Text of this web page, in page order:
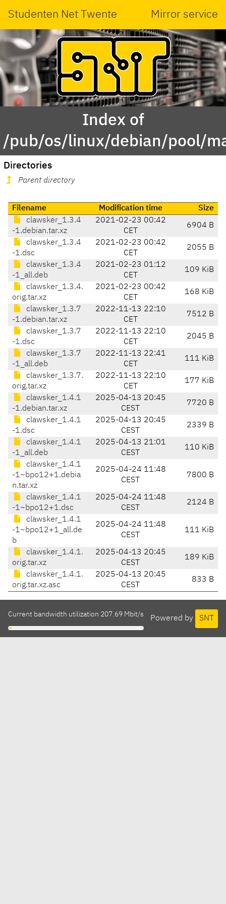
Studenten Net Twente Mirror service
Index of
/pub/os/linux/debian/pool/
Directories
Parent directory
Filename Modification time
Size
clawsker_1.3.4
-1.debian.tar.xz
2021-02-23 00:42
CET
6904 B
clawsker_1.3.4
-1.dsc
2021-02-23 00:42
CET
2055 B
clawsker_1.3.4
-1_all.deb
2021-02-23 01:12
CET
109 KiB
clawsker_1.3.4.
orig.tar.xz
2021-02-23 00:42
CET
168 KiB
clawsker_1.3.7
-1.debian.tar.xz
2022-11-13 22:10
CET
7512 B
clawsker_1.3.7
-1.dsc
2022-11-13 22:10
CET
2045 B
clawsker_1.3.7
-1_all.deb
2022-11-13 22:41
CET
111 KiB
clawsker_1.3.7.
orig.tar.xz
2022-11-13 22:10
CET
177 KiB
clawsker_1.4.1
-1.debian.tar.xz
2025-04-13 20:45
CEST
7720 B
clawsker_1.4.1
-1.dsc
2025-04-13 20:45
CEST
2339 B
clawsker_1.4.1
-1_all.deb
2025-04-13 21:01
CEST
110 KiB
clawsker_1.4.1
-1~bpo12+1.debia
n.tar.xz
2025-04-24 11:48
CEST
7800 B
clawsker_1.4.1
-1~bpo12+1.dsc
2025-04-24 11:48
CEST
2124 B
clawsker_1.4.1
-1~bpo12+1_all.de
b
2025-04-24 11:48
CEST
111 KiB
clawsker_1.4.1.
orig.tar.xz
2025-04-13 20:45
CEST
189 KiB
clawsker_1.4.1.
orig.tar.xz.asc
2025-04-13 20:45
CEST
833 B
Powered by SNT
Current bandwidth utilization 207.69 Mbit/s